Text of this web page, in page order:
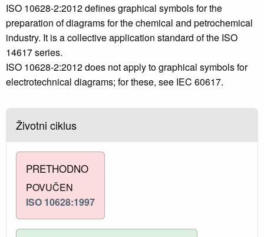
ISO 10628-2:2012 defines graphical symbols for the
preparation of diagrams for the chemical and petrochemical
industry. It is a collective application standard of the ISO
14617 series.
ISO 10628-2:2012 does not apply to graphical symbols for
electrotechnical diagrams; for these, see IEC 60617.
Životni ciklus
PRETHODNO
POVUČEN
ISO 10628:1997